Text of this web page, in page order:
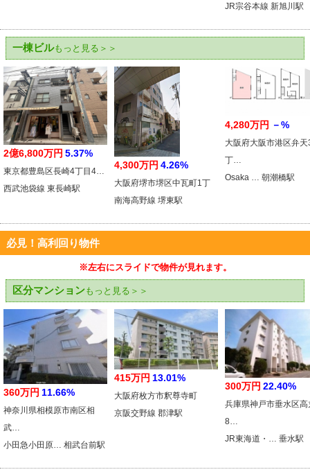
JR宗谷本線 新旭川駅
一棟ビルもっと見る＞＞
2億6,800万円 5.37%
東京都豊島区長崎4丁目4…
西武池袋線 東長崎駅
4,300万円 4.26%
大阪府堺市堺区中瓦町1丁
南海高野線 堺東駅
4,280万円 －%
大阪府大阪市港区弁天
丁…
Osaka … 朝潮橋駅
必見！高利回り物件
※左右にスライドで物件が見れます。
区分マンションもっと見る＞＞
360万円 11.66%
神奈川県相模原市南区相
武…
小田急小田原… 相武台前駅
415万円 13.01%
大阪府枚方市釈尊寺町
京阪交野線 郡津駅
300万円 22.40%
兵庫県神戸市垂水区高
8…
JR東海道・… 垂水駅